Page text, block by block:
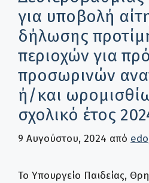
για υποβολή
δήλωσης
περιοχών για
προσωρινών
ή/και
σχολικό έτος
9 Αυγούστου, 2024 από
Το Υπουργείο Παιδείας,